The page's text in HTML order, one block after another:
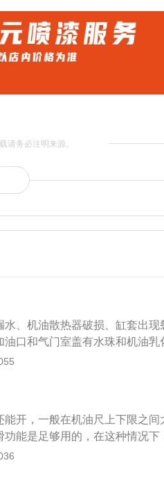
请务必注明来源。
、机油散热器破损、缸套出现
口和气门室盖有水珠和机油乳
解决方法：1、发动机水堵漏水
时更换即可；2、机油散热器破
透到机油散热器里面，从而导
更换机油散热器；3、缸套出
易产生裂纹，一旦发生裂纹，冷
这就会使得机油变白，机油变
开，一般在机油尺上下限之间
能是足够用的，在这种情况下
或高负荷使用，此时如果激烈
含量不足，会影响发动机的运